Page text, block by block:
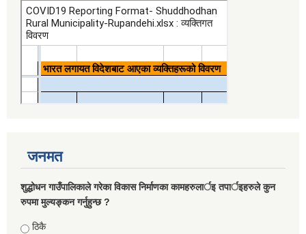
जनमत
शुद्धोधन गाउँपालिकाले गरेका विकास निर्माणका कामहरुलार्इ तपार्इहरुले कुन
रुपमा मुल्यङ्कन गर्नुहुन्छ ?
Choices
ठिकै